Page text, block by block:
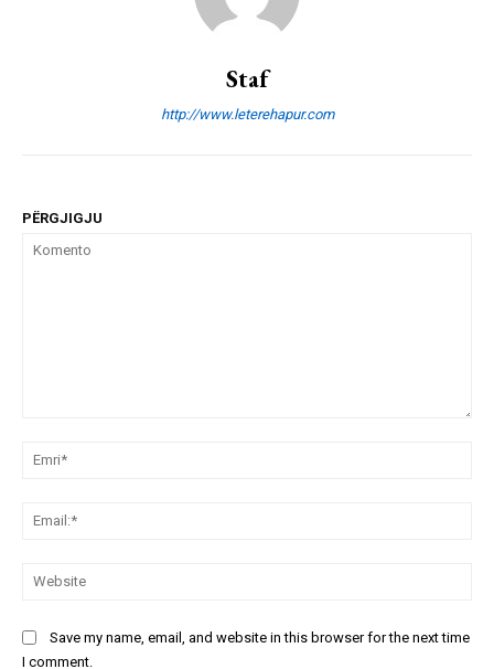
Staf
http://www.leterehapur.com
PËRGJIGJU
Save my name, email, and website in this browser for the next time
I comment.